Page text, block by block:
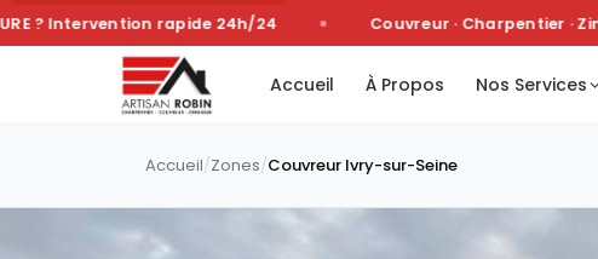
? Intervention rapide 24h/24 Couvreur · Charpentier ·
Accueil À Propos Nos Services
Accueil/Zones/Couvreur Ivry-sur-Seine